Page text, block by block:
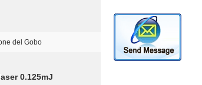
del Gobo
0.125mJ